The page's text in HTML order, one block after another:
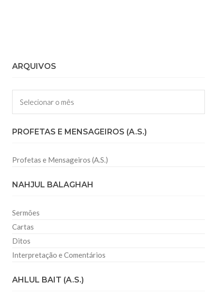
ARQUIVOS
Arquivos
PROFETAS E MENSAGEIROS (A.S.)
Profetas e Mensageiros (A.S.)
NAHJUL BALAGHAH
Sermões
Cartas
Ditos
Interpretação e Comentários
AHLUL BAIT (A.S.)